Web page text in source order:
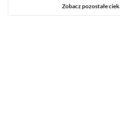
Zobacz pozostałe